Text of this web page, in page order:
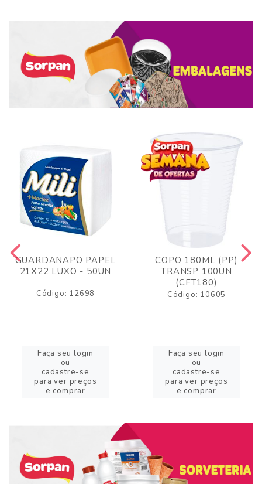
GUARDANAPO PAPEL
21X22 LUXO - 50UN
Código: 12698
Faça seu login
ou
cadastre-se
para ver preços
e comprar
COPO 180ML (PP)
TRANSP 100UN
(CFT180)
Código: 10605
Faça seu login
ou
cadastre-se
para ver preços
e comprar